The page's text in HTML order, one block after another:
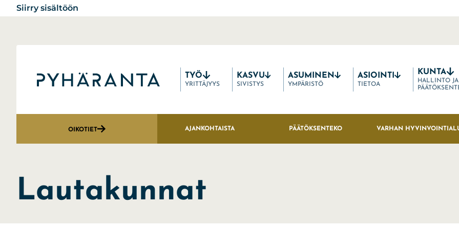
Siirry sisältöön
Etusivu
TYÖ
YRITTÄJYYS
KASVU
SIVISTYS
ASUMINEN
YMPÄRISTÖ
ASIOINTI
TIETOA
KUNTA
HALLINTO JA
OIKOTIET AJANKOHTAISTA PÄÄTÖKSENTEKO VARHAN
Lautakunnat